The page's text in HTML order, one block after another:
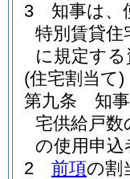
3
知事は、
特別賃貸
に規定す
(住宅割当て)
第九条
知
宅供給戸
の使用申
2
前項の割